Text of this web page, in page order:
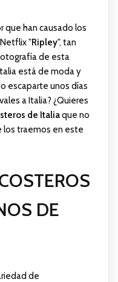
que han causado los
"Ripley", tan
de esta
está de moda y
escaparte unos días
a Italia? ¿Quieres
de Italiaque no
los traemos en este
DE
de